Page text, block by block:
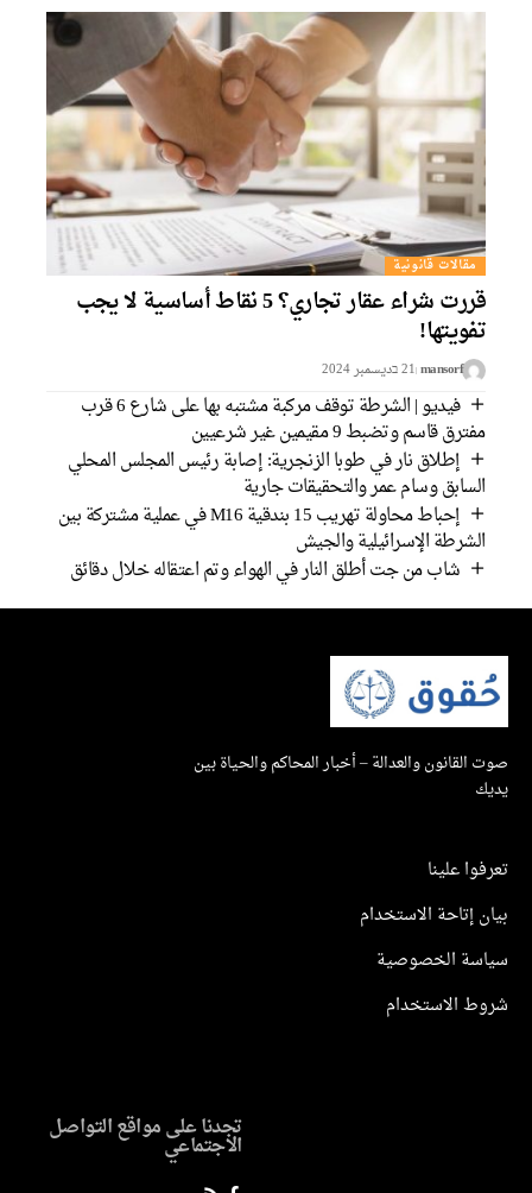
مقالات قانونية
قررت شراء عقار تجاري؟ 5 نقاط أساسية لا يجب
تفويتها!
mansorf 21 בديسمبر 2024
فيديو | الشرطة توقف مركبة مشتبه بها على شارع 6 قرب
مفترق قاسم وتضبط 9 مقيمين غير شرعيين
إطلاق نار في طوبا الزنجرية: إصابة رئيس المجلس المحلي
السابق وسام عمر والتحقيقات جارية
إحباط محاولة تهريب 15 بندقية M16 في عملية مشتركة بين
الشرطة الإسرائيلية والجيش
شاب من جت أطلق النار في الهواء وتم اعتقاله خلال دقائق
صوت القانون والعدالة – أخبار المحاكم والحياة بين
يديك
تعرفوا علينا
بيان إتاحة الاستخدام
سياسة الخصوصية
شروط الاستخدام
تجدنا على مواقع التواصل
الاجتماعي